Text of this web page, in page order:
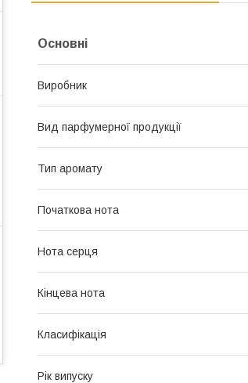
Основні
Виробник
Вид парфумерної продукції
Тип аромату
Початкова нота
Нота серця
Кінцева нота
Класифікація
Рік випуску